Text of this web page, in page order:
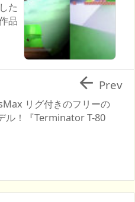
た
品
リグ付きのフリーの
ル！『Terminator T-80
 Prev